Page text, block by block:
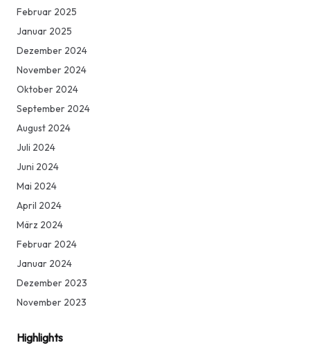
Februar 2025
Januar 2025
Dezember 2024
November 2024
Oktober 2024
September 2024
August 2024
Juli 2024
Juni 2024
Mai 2024
April 2024
März 2024
Februar 2024
Januar 2024
Dezember 2023
November 2023
Highlights